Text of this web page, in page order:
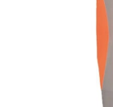
Giới thiệu
công
Đồng phục
hiện đại, tiện